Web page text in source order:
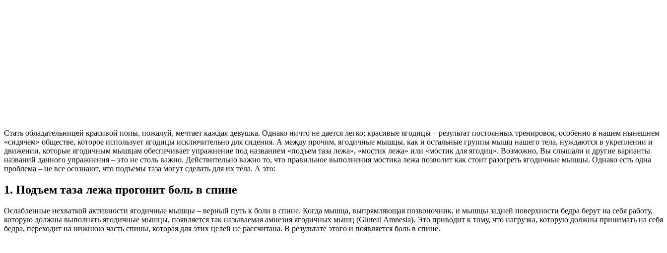
Стать обладательницей красивой попы, пожалуй, мечтает каждая девушка. Однако ничто не дается легко; красивые ягодицы – результат постоянных тренировок, особенно в нашем нынешнем
«сидячем» обществе, которое использует ягодицы исключительно для сидения. А между прочим, ягодичные мышцы, как и остальные группы мышц нашего тела, нуждаются в укреплении и
движении, которые ягодичным мышцам обеспечивает упражнение под названием «подъем таза лежа», «мостик лежа» или «мостик для ягодиц». Возможно, Вы слышали и другие варианты
названий данного упражнения – это не столь важно. Действительно важно то, что правильное выполнения мостика лежа позволит как стоит разогреть ягодичные мышцы. Однако есть одна
проблема – не все осознают, что подъемы таза могут сделать для их тела. А это:
1. Подъем таза лежа прогонит боль в спине
Ослабленные нехваткой активности ягодичные мышцы – верный путь к боли в спине. Когда мышца, выпрямляющая позвоночник, и мышцы задней поверхности бедра берут на себя работу,
которую должны выполнять ягодичные мышцы, появляется так называемая амнезия ягодичных мышц (Gluteal Amnesia). Это приводит к тому, что нагрузка, которую должны принимать на себя
бедра, переходит на нижнюю часть спины, которая для этих целей не рассчитана. В результате этого и появляется боль в спине.